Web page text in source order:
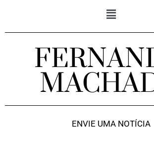
ENVIE UMA NOTÍCIA